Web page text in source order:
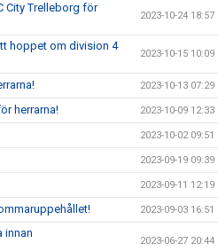
City Trelleborg för
2023-10-24 18:57
hoppet om division 4
2023-10-15 10:09
2023-10-13 07:29
herrarna! 2023-10-09 12:33
2023-10-02 09:51
2023-09-19 09:39
2023-09-11 12:19
2023-09-03 16:51
innan
2023-06-27 20:44